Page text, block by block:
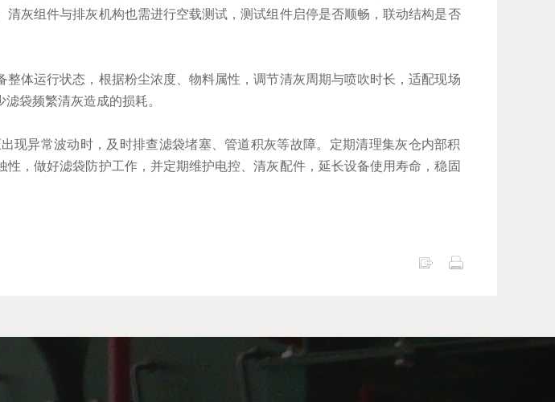
灰组件与排灰机构也需进行空载测试，测试组件启停是否顺畅，联动结构是否
体运行状态，根据粉尘浓度、物料属性，调节清灰周期与喷吹时长，适配现场
袋频繁清灰造成的损耗。
现异常波动时，及时排查滤袋堵塞、管道积灰等故障。定期清理集灰仓内部积
，做好滤袋防护工作，并定期维护电控、清灰配件，延长设备使用寿命，稳固